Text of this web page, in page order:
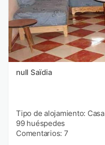
null Saïdia
Tipo de alojamiento: Casa
99 huéspedes
Comentarios: 7